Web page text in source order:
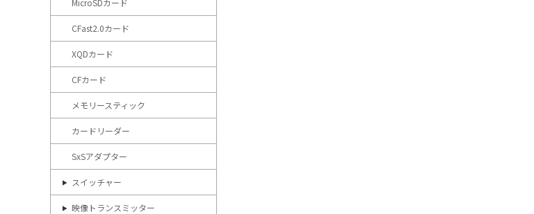
MicroSDカード
CFast2.0カード
XQDカード
CFカード
メモリースティック
カードリーダー
SxSアダプター
スイッチャー
映像トランスミッター